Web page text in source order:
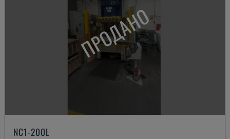
ПРОДАНО
NC1-200L